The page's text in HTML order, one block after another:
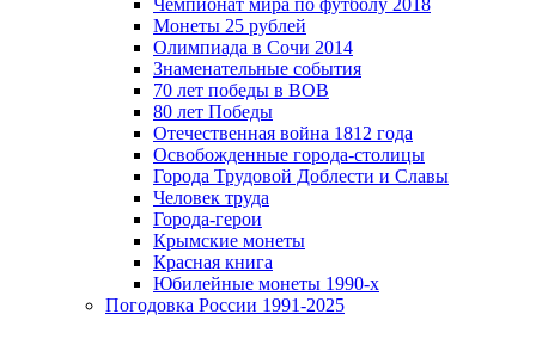
Чемпионат мира по футболу 2018
Монеты 25 рублей
Олимпиада в Сочи 2014
Знаменательные события
70 лет победы в ВОВ
80 лет Победы
Отечественная война 1812 года
Освобожденные города-столицы
Города Трудовой Доблести и Славы
Человек труда
Города-герои
Крымские монеты
Красная книга
Юбилейные монеты 1990-х
Погодовка России 1991-2025